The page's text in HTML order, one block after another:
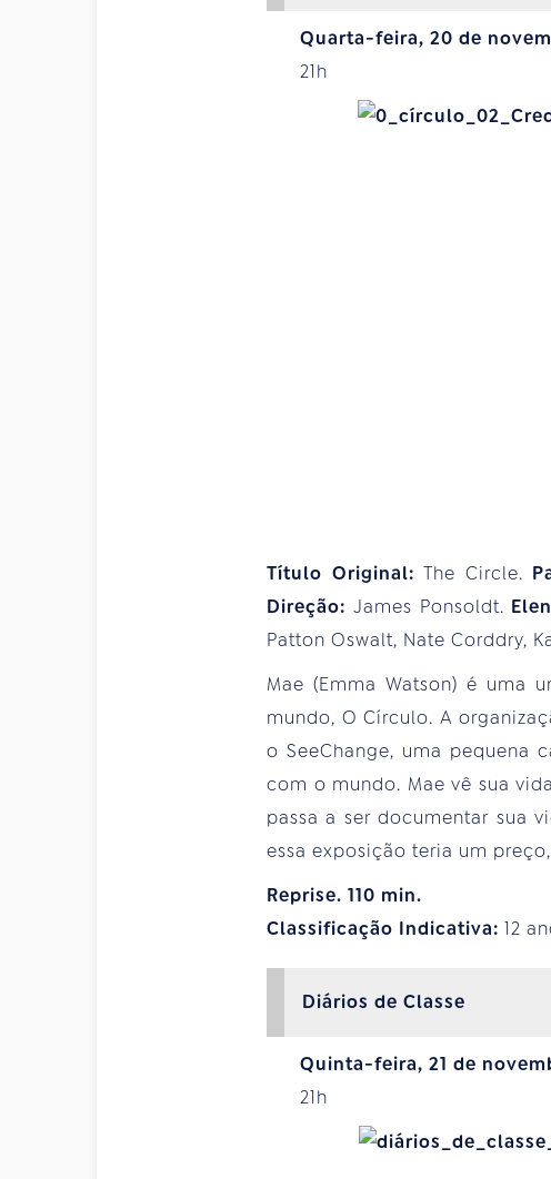
Quarta-feira, 20 de
21h
Título Original: The Circle.
Direção: James Ponsoldt.
Patton Oswalt, Nate Corddry,
Mae (Emma Watson) é uma
mundo, O Círculo. A
o SeeChange, uma pequena
com o mundo. Mae vê sua
passa a ser documentar sua
essa exposição teria um
Reprise. 110 min.
Classificação Indicativa: 12
Diários de Classe
Quinta-feira, 21 de
21h